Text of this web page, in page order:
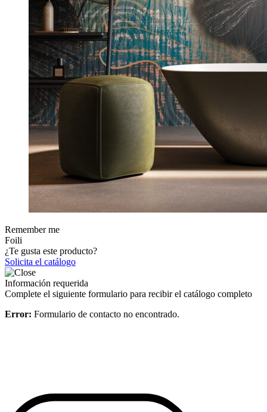
Remember me
Foili
¿Te gusta este producto?
Solicita el catálogo
Información requerida
Complete el siguiente formulario para recibir el catálogo completo
Error: Formulario de contacto no encontrado.